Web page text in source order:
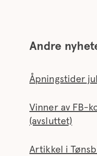
Andre
Åpningstider
Vinner av FB-
(avsluttet)
Artikkel i